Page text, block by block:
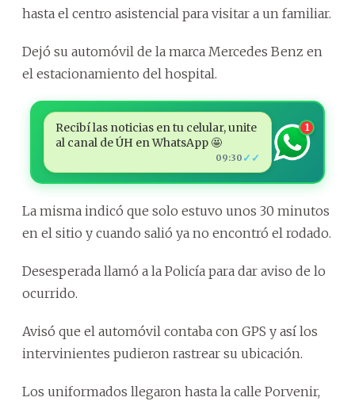
hasta el centro asistencial para visitar a un familiar.
Dejó su automóvil de la marca Mercedes Benz en
el estacionamiento del hospital.
Recibí las noticias en tu celular, unite
al canal de ÚH en WhatsApp 🤩
09:30 ✓✓
1
La misma indicó que solo estuvo unos 30 minutos
en el sitio y cuando salió ya no encontró el rodado.
Desesperada llamó a la Policía para dar aviso de lo
ocurrido.
Avisó que el automóvil contaba con GPS y así los
intervinientes pudieron rastrear su ubicación.
Los uniformados llegaron hasta la calle Porvenir,